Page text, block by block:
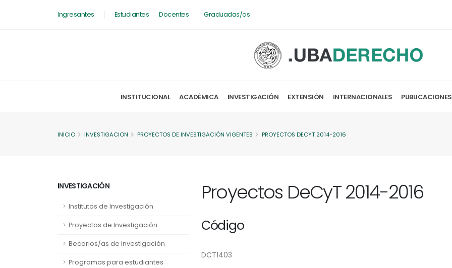
Ingresantes Estudiantes Docentes Graduadas/os
INSTITUCIONAL ACADÉMICA INVESTIGACIÓN EXTENSIÓN INTERNACIONALES PUBLICACIONES
INICIO INVESTIGACION PROYECTOS DE INVESTIGACIÓN VIGENTES PROYECTOS DECYT 2014-2016
INVESTIGACIÓN
Institutos de Investigación
Proyectos de Investigación
Becarios/as de Investigación
Programas para estudiantes
Proyectos DeCyT 2014-2016
Código
DCT1403